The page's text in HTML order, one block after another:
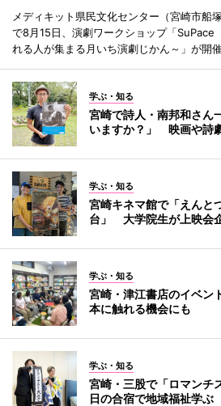
メディキット県民文化センター（宮崎市船
で8月15日、演劇ワークショップ「SuPace
れる人が集まる月いち演劇じかん～」が開催
学ぶ・知る
宮崎で詩人・南邦和さん
いますか？」 映画や詩
学ぶ・知る
宮崎キネマ館で「えんと
台」 大学院生が上映会
学ぶ・知る
宮崎・津江書店のイベン
本に触れる機会にも
学ぶ・知る
宮崎・三股で「ロマン
日の合宿で地域福祉学ぶ